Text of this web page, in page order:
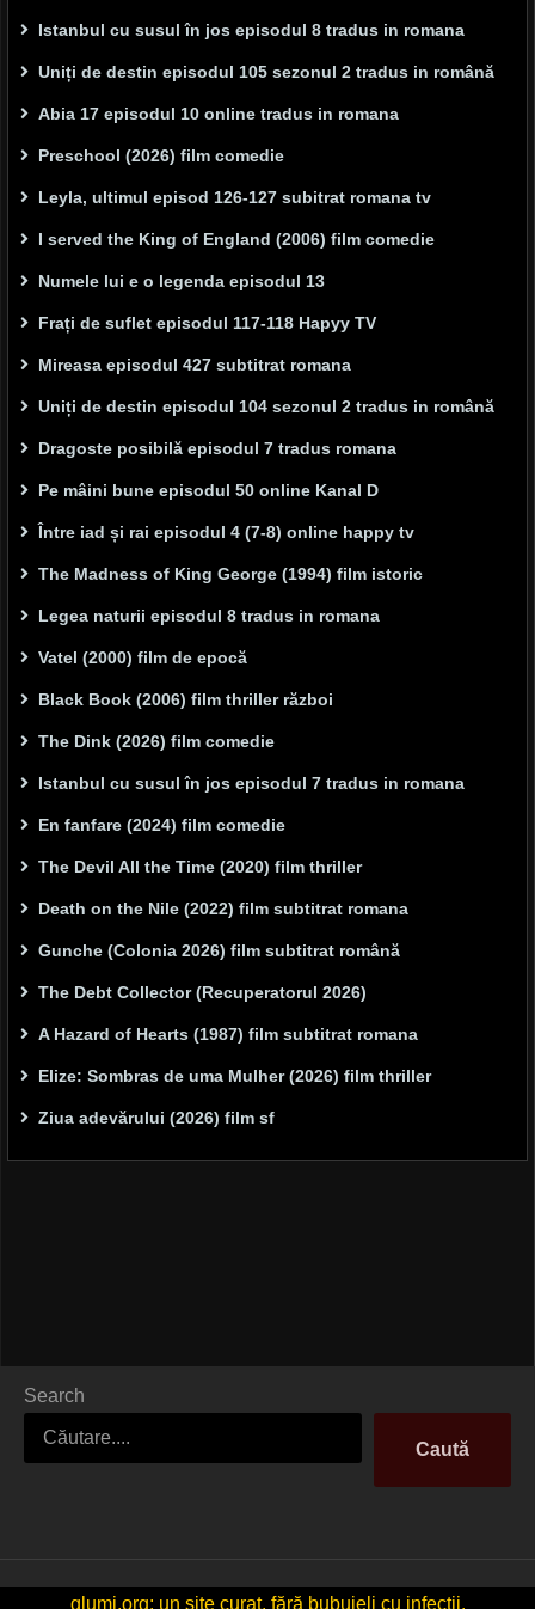
Istanbul cu susul în jos episodul 8 tradus in romana
Uniți de destin episodul 105 sezonul 2 tradus in română
Abia 17 episodul 10 online tradus in romana
Preschool (2026) film comedie
Leyla, ultimul episod 126-127 subitrat romana tv
I served the King of England (2006) film comedie
Numele lui e o legenda episodul 13
Frați de suflet episodul 117-118 Hapyy TV
Mireasa episodul 427 subtitrat romana
Uniți de destin episodul 104 sezonul 2 tradus in română
Dragoste posibilă episodul 7 tradus romana
Pe mâini bune episodul 50 online Kanal D
Între iad și rai episodul 4 (7-8) online happy tv
The Madness of King George (1994) film istoric
Legea naturii episodul 8 tradus in romana
Vatel (2000) film de epocă
Black Book (2006) film thriller război
The Dink (2026) film comedie
Istanbul cu susul în jos episodul 7 tradus in romana
En fanfare (2024) film comedie
The Devil All the Time (2020) film thriller
Death on the Nile (2022) film subtitrat romana
Gunche (Colonia 2026) film subtitrat română
The Debt Collector (Recuperatorul 2026)
A Hazard of Hearts (1987) film subtitrat romana
Elize: Sombras de uma Mulher (2026) film thriller
Ziua adevărului (2026) film sf
Search
Caută
glumi.org: un site curat, fără bubuieli cu infecții.